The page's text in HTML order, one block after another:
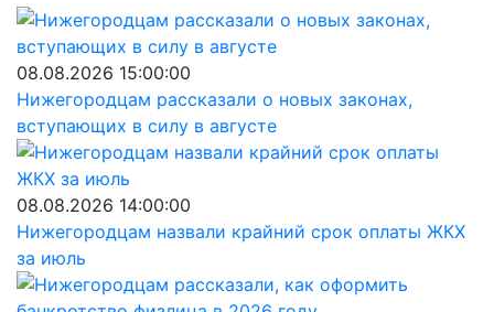
08.08.2026 15:00:00
Нижегородцам рассказали о новых законах,
вступающих в силу в августе
08.08.2026 14:00:00
Нижегородцам назвали крайний срок оплаты ЖКХ
за июль